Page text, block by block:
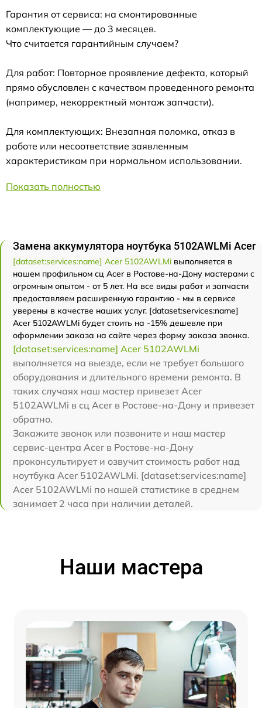
Гарантия от сервиса: на смонтированные
комплектующие — до 3 месяцев.
Что считается гарантийным случаем?
Для работ: Повторное проявление дефекта, который
прямо обусловлен с качеством проведенного ремонта
(например, некорректный монтаж запчасти).
Для комплектующих: Внезапная поломка, отказ в
работе или несоответствие заявленным
характеристикам при нормальном использовании.
Показать полностью
Замена аккумулятора ноутбука 5102AWLMi Acer
[dataset:services:name] Acer 5102AWLMi выполняется в
нашем профильном сц Acer в Ростове-на-Дону мастерами с
огромным опытом - от 5 лет. На все виды работ и запчасти
предоставляем расширенную гарантию - мы в сервисе
уверены в качестве наших услуг. [dataset:services:name]
Acer 5102AWLMi будет стоить на -15% дешевле при
оформлении заказа на сайте через форму заказа звонка.
[dataset:services:name] Acer 5102AWLMi
выполняется на выезде, если не требует большого
оборудования и длительного времени ремонта. В
таких случаях наш мастер привезет Acer
5102AWLMi в сц Acer в Ростове-на-Дону и привезет
обратно.
Закажите звонок или позвоните и наш мастер
сервис-центра Acer в Ростове-на-Дону
проконсультирует и озвучит стоимость работ над
ноутбука Acer 5102AWLMi. [dataset:services:name]
Acer 5102AWLMi по нашей статистике в среднем
занимает 2 часа при наличии деталей.
Наши мастера